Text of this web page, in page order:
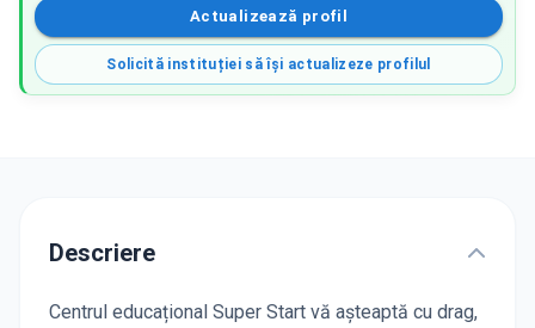
Actualizează profil
Solicită instituției să își actualizeze profilul
Descriere
Centrul educațional Super Start vă așteaptă cu drag,